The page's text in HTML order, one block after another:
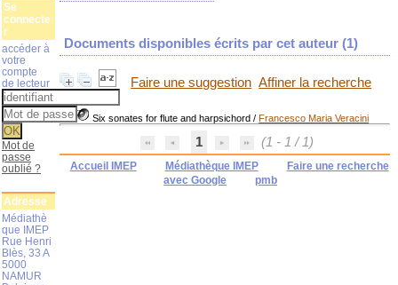
Documents disponibles écrits par cet auteur (1)
Faire une suggestion Affiner la recherche
Six sonates for flute and harpsichord /Francesco Maria Veracini
1 (1 - 1 / 1)
Accueil IMEP Médiathèque IMEP
Faire une recherche
avec Google
pmb
Se
connecte
r
accéder à
votre
compte
de lecteur
Mot de
passe
oublié ?
Adresse
Médiathè
que IMEP
Rue Henri
Blès, 33 A
5000
NAMUR